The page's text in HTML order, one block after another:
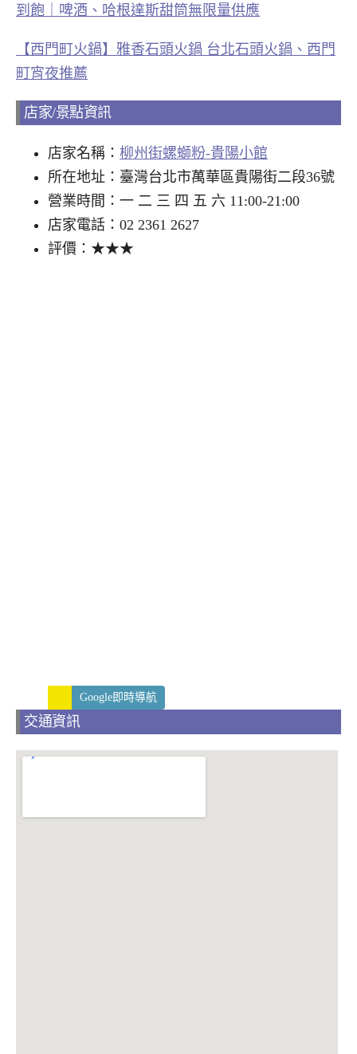
到飽｜啤酒、哈根達斯甜筒無限量供應
【西門町火鍋】雅香石頭火鍋 台北石頭火鍋、西門
町宵夜推薦
店家/景點資訊
店家名稱： 柳州街螺螄粉-貴陽小館
所在地址：臺灣台北市萬華區貴陽街二段36號
營業時間：一 二 三 四 五 六 11:00-21:00
店家電話：02 2361 2627
評價：★★★
Google即時導航
交通資訊